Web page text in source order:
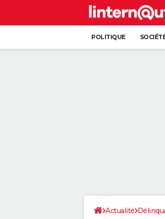
POLITIQUE
Actualité